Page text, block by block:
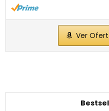
Ver